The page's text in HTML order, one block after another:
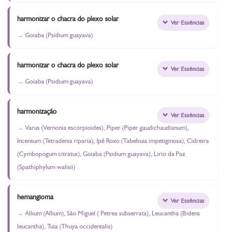
harmonizar o chacra do plexo solar
Goiaba (Psidium guayava)
Ver Essências
harmonizar o chacra do plexo solar
Goiaba (Psidium guayava)
Ver Essências
harmonização
Varus (Vernonia escorpioides), Piper (Piper gaudichaudianum),
Incensum (Tetradenia riparia), Ipê Roxo (Tabebuia impetiginosa), Cidreira
(Cymbopogum citratus), Goiaba (Psidium guayava), Lirio da Paz
(Spathiphylum walisii)
Ver Essências
hemangioma
Allium (Allium), São Miguel ( Petrea subserrata), Leucantha (Bidens
leucantha), Tuia (Thuya occidentalis)
Ver Essências